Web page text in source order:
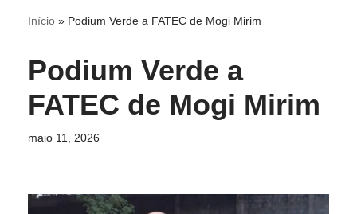
Início » Podium Verde a FATEC de Mogi Mirim
Podium Verde a
FATEC de Mogi Mirim
maio 11, 2026